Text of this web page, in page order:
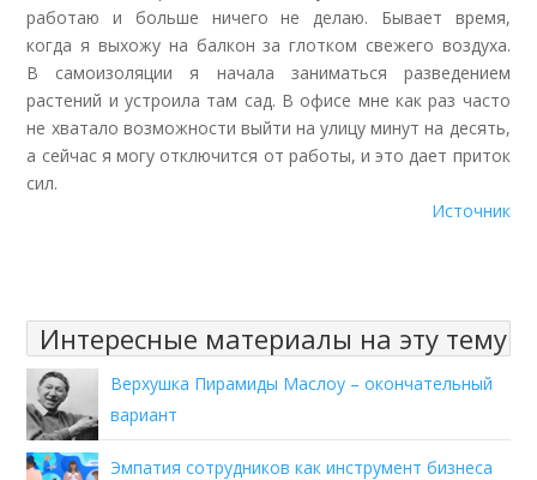
работаю и больше ничего не делаю. Бывает время,
когда я выхожу на балкон за глотком свежего воздуха.
В самоизоляции я начала заниматься разведением
растений и устроила там сад. В офисе мне как раз часто
не хватало возможности выйти на улицу минут на десять,
а сейчас я могу отключится от работы, и это дает приток
сил.
Источник
Интересные материалы на эту тему
Верхушка Пирамиды Маслоу – окончательный
вариант
Эмпатия сотрудников как инструмент бизнеса